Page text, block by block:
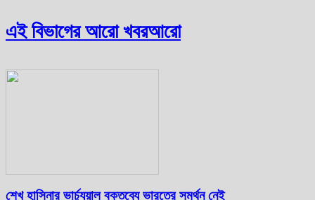
এই বিভাগের আরো খবরআরো
শেখ হাসিনার ভার্চ্যুয়াল বক্তব্যে ভারতের সমর্থন নেই